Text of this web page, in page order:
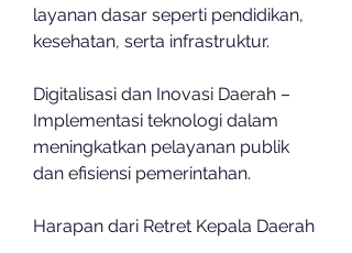
layanan dasar seperti pendidikan,
kesehatan, serta infrastruktur.
Digitalisasi dan Inovasi Daerah –
Implementasi teknologi dalam
meningkatkan pelayanan publik
dan efisiensi pemerintahan.
Harapan dari Retret Kepala Daerah